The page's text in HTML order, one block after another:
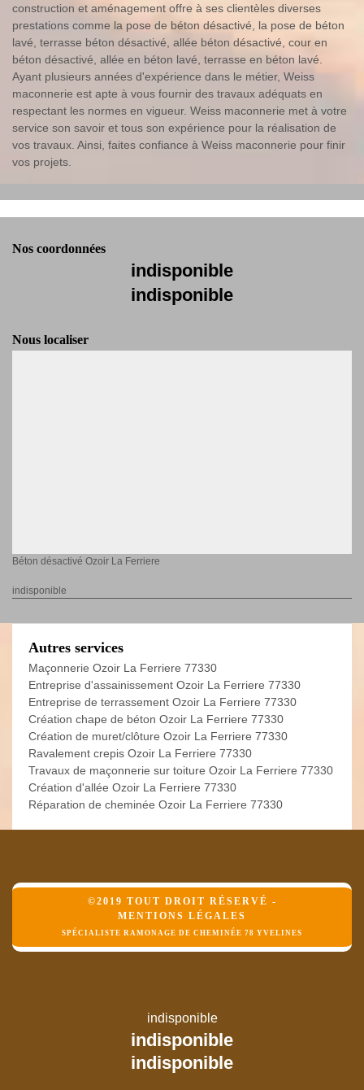
construction et aménagement offre à ses clientèles diverses
prestations comme la pose de béton désactivé, la pose de béton
lavé, terrasse béton désactivé, allée béton désactivé, cour en
béton désactivé, allée en béton lavé, terrasse en béton lavé.
Ayant plusieurs années d'expérience dans le métier, Weiss
maconnerie est apte à vous fournir des travaux adéquats en
respectant les normes en vigueur. Weiss maconnerie met à votre
service son savoir et tous son expérience pour la réalisation de
vos travaux. Ainsi, faites confiance à Weiss maconnerie pour finir
vos projets.
Nos coordonnées
indisponible
indisponible
Nous localiser
Béton désactivé Ozoir La Ferriere
indisponible
Autres services
Maçonnerie Ozoir La Ferriere 77330
Entreprise d'assainissement Ozoir La Ferriere 77330
Entreprise de terrassement Ozoir La Ferriere 77330
Création chape de béton Ozoir La Ferriere 77330
Création de muret/clôture Ozoir La Ferriere 77330
Ravalement crepis Ozoir La Ferriere 77330
Travaux de maçonnerie sur toiture Ozoir La Ferriere 77330
Création d'allée Ozoir La Ferriere 77330
Réparation de cheminée Ozoir La Ferriere 77330
©2019 TOUT DROIT RÉSERVÉ -
MENTIONS LÉGALES
SPÉCIALISTE RAMONAGE DE CHEMINÉE 78 YVELINES
indisponible
indisponible
indisponible